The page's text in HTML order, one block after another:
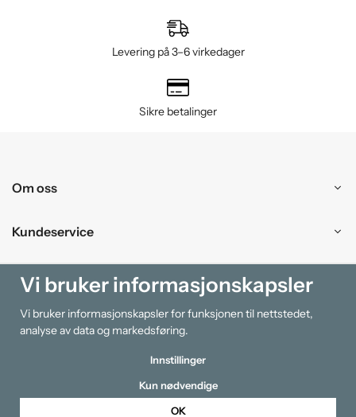
Levering på 3–6 virkedager
Sikre betalinger
Om oss
Kundeservice
Kjøpesenter
Information
Vi bruker informasjonskapsler
Vi bruker informasjonskapsler for funksjonen til nettstedet,
analyse av data og markedsføring.
Innstillinger
Kun nødvendige
OK